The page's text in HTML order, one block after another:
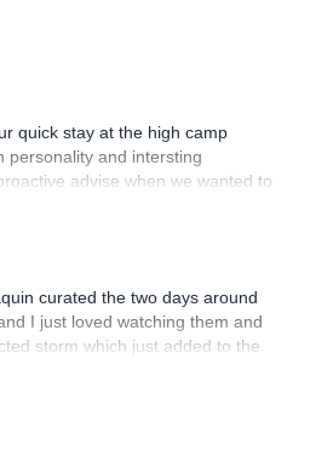
quick stay at the high camp
personality and intersting
advise when we wanted to
the region, he was able to adapt
curated the two days around
I just loved watching them and
storm which just added to the